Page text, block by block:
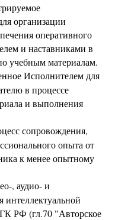
организации
оперативного
и наставниками в
учебным материалам.
Исполнителем для
в процессе
и выполнения
сопровождения,
опыта от
к менее опытному
, аудио- и
интеллектуальной
РФ (гл.70 "Авторское